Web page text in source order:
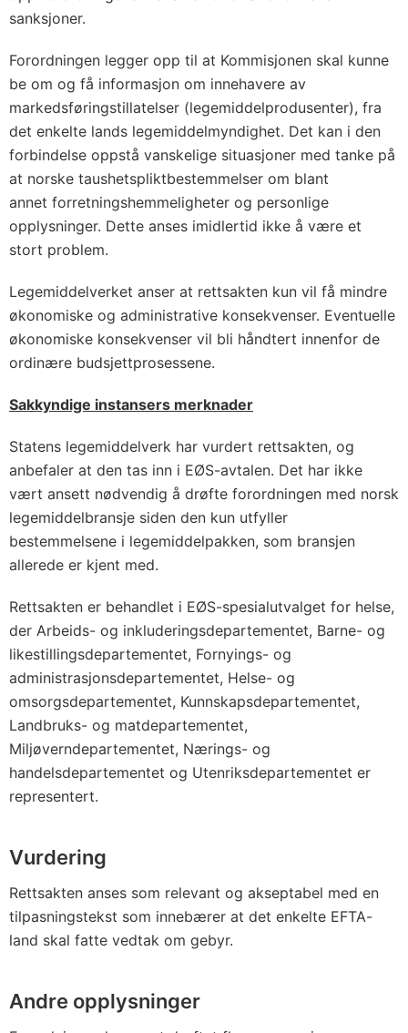
sanksjoner.
Forordningen legger opp til at Kommisjonen skal kunne
be om og få informasjon om innehavere av
markedsføringstillatelser (legemiddelprodusenter), fra
det enkelte lands legemiddelmyndighet. Det kan i den
forbindelse oppstå vanskelige situasjoner med tanke på
at norske taushetspliktbestemmelser om blant
annet forretningshemmeligheter og personlige
opplysninger. Dette anses imidlertid ikke å være et
stort problem.
Legemiddelverket anser at rettsakten kun vil få mindre
økonomiske og administrative konsekvenser. Eventuelle
økonomiske konsekvenser vil bli håndtert innenfor de
ordinære budsjettprosessene.
Sakkyndige instansers merknader
Statens legemiddelverk har vurdert rettsakten, og
anbefaler at den tas inn i EØS-avtalen. Det har ikke
vært ansett nødvendig å drøfte forordningen med norsk
legemiddelbransje siden den kun utfyller
bestemmelsene i legemiddelpakken, som bransjen
allerede er kjent med.
Rettsakten er behandlet i EØS-spesialutvalget for helse,
der Arbeids- og inkluderingsdepartementet, Barne- og
likestillingsdepartementet, Fornyings- og
administrasjonsdepartementet, Helse- og
omsorgsdepartementet, Kunnskapsdepartementet,
Landbruks- og matdepartementet,
Miljøverndepartementet, Nærings- og
handelsdepartementet og Utenriksdepartementet er
representert.
Vurdering
Rettsakten anses som relevant og akseptabel med en
tilpasningstekst som innebærer at det enkelte EFTA-
land skal fatte vedtak om gebyr.
Andre opplysninger